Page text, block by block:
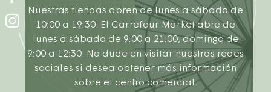
Nuestras tiendas abren de lunes a sábado de
10:00 a 19:30. El Carrefour Market abre de
lunes a sábado de 9:00 a 21:00, domingo de
9:00 a 12:30. No dude en visitar nuestras redes
sociales si desea obtener más información
sobre el centro comercial.